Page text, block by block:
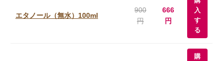
エタノール（無水）100ml
900
円
666
円
入
す
る
購